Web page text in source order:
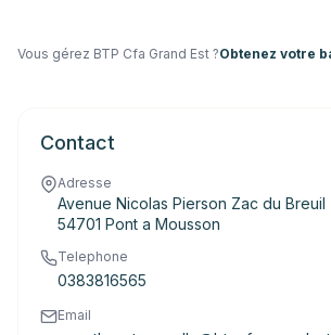
Vous gérez BTP Cfa Grand Est ?Obtenez votre
Contact
Adresse
Avenue Nicolas Pierson Zac du Breuil
54701 Pont a Mousson
Telephone
0383816565
Email